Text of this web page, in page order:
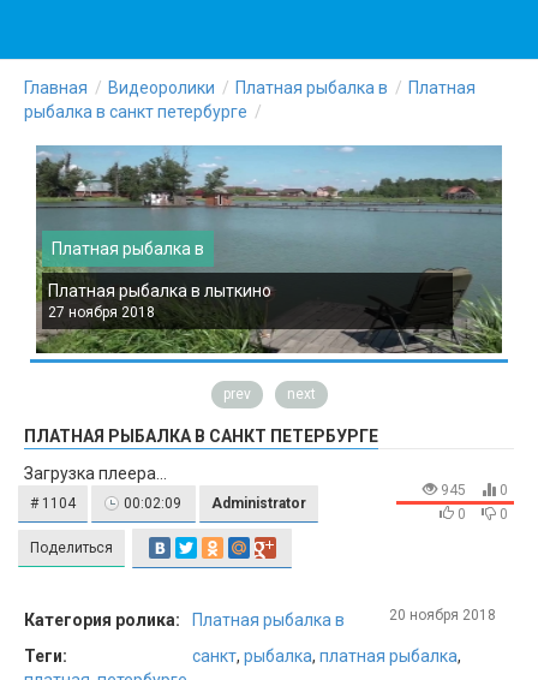
Главная Видеоролики Платная рыбалка в
Платная
рыбалка в санкт петербурге
Платная рыбалка в
Платная рыбалка в лыткино
27 ноября 2018
prev next
ПЛАТНАЯ РЫБАЛКА В САНКТ ПЕТЕРБУРГЕ
Загрузка плеера...
# 1104 00:02:09 Administrator
Поделиться
945
0
0
0
Категория ролика:
Платная рыбалка в
Теги:
санкт, рыбалка, платная рыбалка,
20 ноября 2018